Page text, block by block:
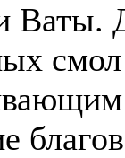
Ваты.